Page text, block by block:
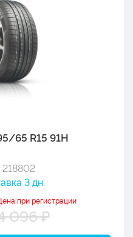
65 R15 91H
3 дн.
при регистрации
096 ₽